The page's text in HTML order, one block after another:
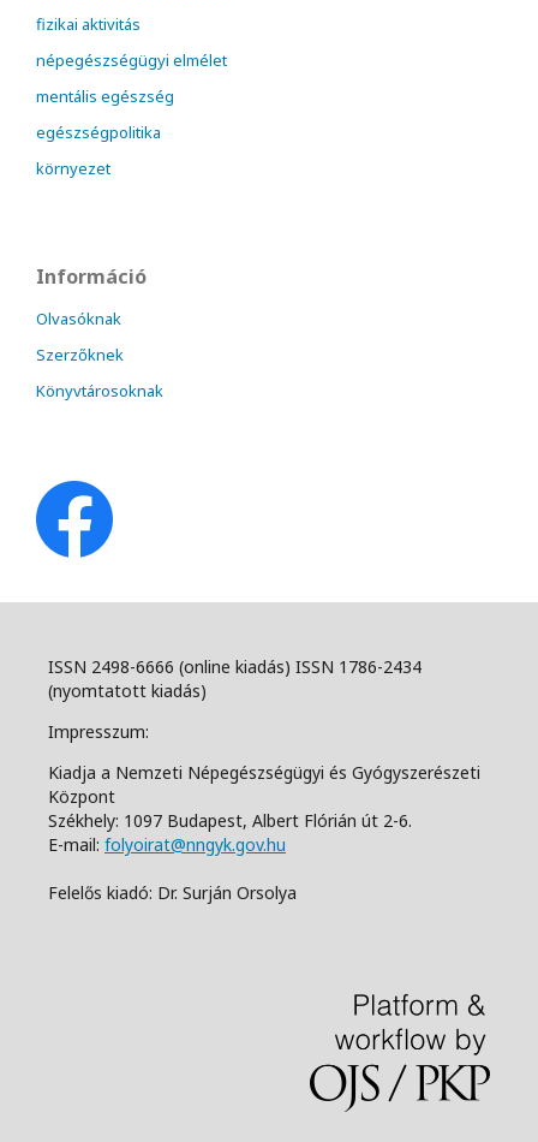
fizikai aktivitás
népegészségügyi elmélet
mentális egészség
egészségpolitika
környezet
Információ
Olvasóknak
Szerzőknek
Könyvtárosoknak
ISSN 2498-6666 (online kiadás) ISSN 1786-2434
(nyomtatott kiadás)
Impresszum:
Kiadja a Nemzeti Népegészségügyi és Gyógyszerészeti
Központ
Székhely: 1097 Budapest, Albert Flórián út 2-6.
E-mail: folyoirat@nngyk.gov.hu
Felelős kiadó: Dr. Surján Orsolya